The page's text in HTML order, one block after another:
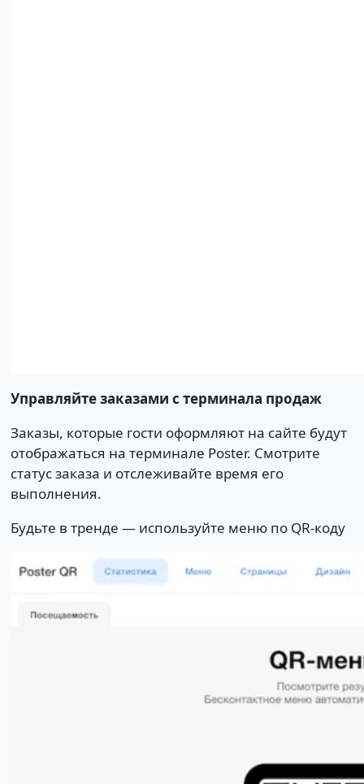
Управляйте заказами с терминала продаж
Заказы, которые гости оформляют на сайте будут
отображаться на терминале Poster. Смотрите
статус заказа и отслеживайте время его
выполнения.
Будьте в тренде — используйте меню по QR-коду